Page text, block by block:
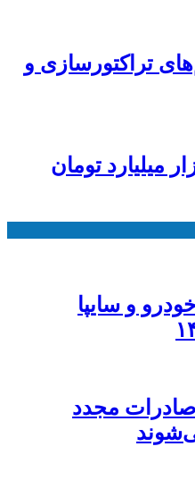
تراکتورسازی و
وصول ۴۵۰هزار میلیارد تومان
و سایپا
صادرات مجدد